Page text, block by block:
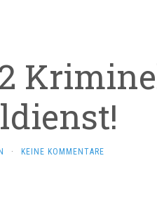
· KEINE KOMMENTARE